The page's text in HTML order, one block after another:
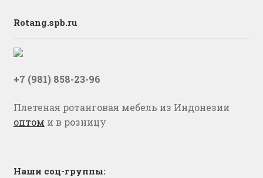
Rotang.spb.ru
+7 (981) 858-23-96
Плетеная ротанговая мебель из Индонезии
оптом и в розницу
Наши соц-группы: